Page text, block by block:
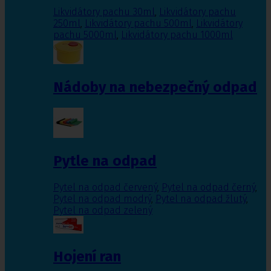
Likvidátory pachu 30ml, Likvidátory pachu
250ml, Likvidátory pachu 500ml, Likvidátory
pachu 5000ml, Likvidátory pachu 1000ml
Nádoby na nebezpečný odpad
Pytle na odpad
Pytel na odpad červený, Pytel na odpad černý,
Pytel na odpad modrý, Pytel na odpad žlutý,
Pytel na odpad zelený
Hojení ran